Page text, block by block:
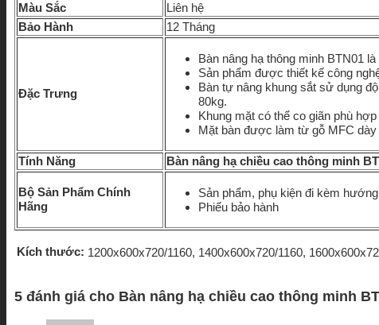
Màu Sắc
Liên hệ
Bảo Hành
12 Tháng
Đặc Trưng
Bàn nâng hạ thông minh BTN01
Sản phẩm được thiết kế công
Bàn tự nâng khung sắt sử dụng
80kg.
Khung mặt có thể co giãn phù
Mặt bàn được làm từ gỗ MFC
Tính Năng Bàn nâng hạ chiều cao thông minh
Bộ Sản Phẩm Chính
Hãng
Sản phẩm, phụ kiện đi kèm
Phiếu bảo hành
Kích thước: 1200x600x720/1160, 1400x600x720/1160,
5 đánh giá cho Bàn nâng hạ chiều cao thông minh